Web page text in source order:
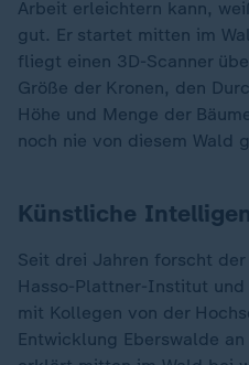
Arbeit erleichtern kann,
gut. Er startet mitten im
fliegt einen 3D-Scanner
Größe der Kronen, den
Höhe und Menge der
noch nie von diesem Wald
Künstliche
Seit drei Jahren forscht
Hasso-Plattner-Institut
mit Kollegen von der
Entwicklung Eberswalde